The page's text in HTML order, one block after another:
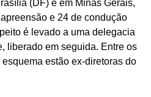
(DF) e em Minas Gerais,
e 24 de condução
é levado a uma delegacia
liberado em seguida. Entre os
estão ex-diretoras do